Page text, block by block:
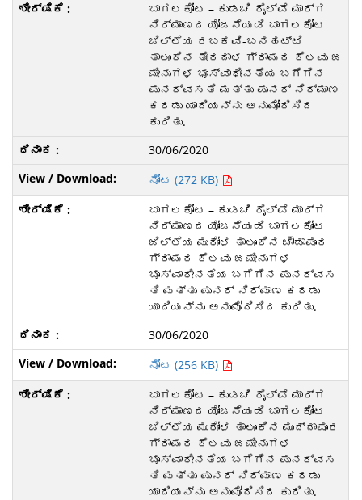
ಬಾಗಲಕೋಟ – ಕುಡಚಿ ರೈಲ್ವೆ ಮಾರ್ಗ
ನಿರ್ಮಾಣದ ಯೋಜನೆಯಡಿ ಬಾಗಲಕೋಟ
ಜಿಲ್ಲೆಯ ರಬಕವಿ-ಬನಹಟ್ಟಿ
ತಾಲೂಕಿನ ತೇರದಾಳ ಗ್ರಾಮದ ಕೆಲವು ಜ
ಮೀನುಗಳ ಭೂಸ್ವಾಧೀನತೆಯ ಬಗೆಗಿನ
ಪುನರ್ವಸತಿ ಮತ್ತು ಪುನರ್ ನಿರ್ಮಾಣ
ಕರಡು ಯಾದಿಯನ್ನು ಅನುಮೋದಿಸಿದ
ಕುರಿತು.
30/06/2020
ನೋಟ (272 KB)
ಬಾಗಲಕೋಟ – ಕುಡಚಿ ರೈಲ್ವೆ ಮಾರ್ಗ
ನಿರ್ಮಾಣದ ಯೋಜನೆಯಡಿ ಬಾಗಲಕೋಟ
ಜಿಲ್ಲೆಯ ಮುಧೋಳ ತಾಲೂಕಿನ ಚೌಡಾಪೂರ
ಗ್ರಾಮದ ಕೆಲವು ಜಮೀನುಗಳ
ಭೂಸ್ವಾಧೀನತೆಯ ಬಗೆಗಿನ ಪುನರ್ವಸ
ತಿ ಮತ್ತು ಪುನರ್ ನಿರ್ಮಾಣ ಕರಡು
ಯಾದಿಯನ್ನು ಅನುಮೋದಿಸಿದ ಕುರಿತು.
30/06/2020
ನೋಟ (256 KB)
ಬಾಗಲಕೋಟ – ಕುಡಚಿ ರೈಲ್ವೆ ಮಾರ್ಗ
ನಿರ್ಮಾಣದ ಯೋಜನೆಯಡಿ ಬಾಗಲಕೋಟ
ಜಿಲ್ಲೆಯ ಮುಧೋಳ ತಾಲೂಕಿನ ಮುದ್ದಾಪೂರ
ಗ್ರಾಮದ ಕೆಲವು ಜಮೀನುಗಳ
ಭೂಸ್ವಾಧೀನತೆಯ ಬಗೆಗಿನ ಪುನರ್ವಸ
ತಿ ಮತ್ತು ಪುನರ್ ನಿರ್ಮಾಣ ಕರಡು
ಯಾದಿಯನ್ನು ಅನುಮೋದಿಸಿದ ಕುರಿತು.